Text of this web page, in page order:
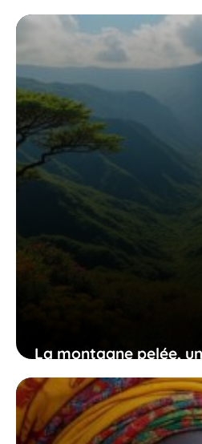
La montagne pelée,
nature majestueuse
événements
14 juillet 2026